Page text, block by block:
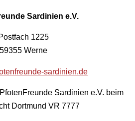
Sardinien e.V.
1225
59355 Werne
sardinien.de
Sardinien e.V. beim
Dortmund VR 7777